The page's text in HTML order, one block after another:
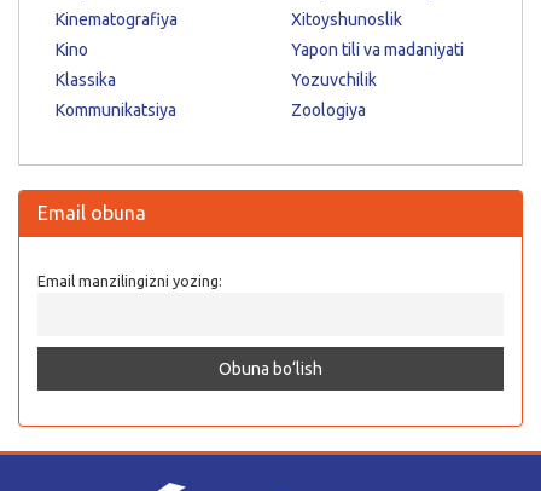
Kinematografiya
Kino
Klassika
Kommunikatsiya
Xitoyshunoslik
Yapon tili va madaniyati
Yozuvchilik
Zoologiya
Email obuna
Email manzilingizni yozing: